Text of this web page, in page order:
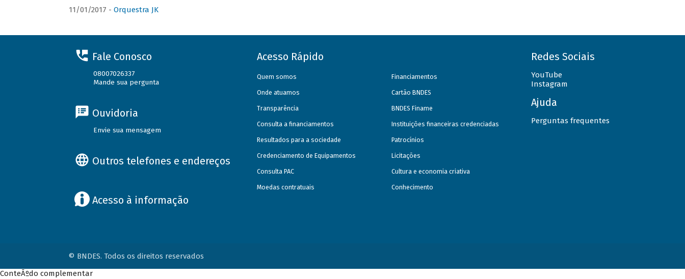
11/01/2017 - Orquestra JK
Fale Conosco
08007026337
Mande sua pergunta
Ouvidoria
Envie sua mensagem
Outros telefones e endereços
Acesso à informação
Acesso Rápido
Quem somos
Onde atuamos
Transparência
Consulta a financiamentos
Resultados para a sociedade
Credenciamento de Equipamentos
Consulta PAC
Moedas contratuais
Financiamentos
Cartão BNDES
BNDES Finame
Instituições financeiras credenciadas
Patrocínios
Licitações
Cultura e economia criativa
Conhecimento
Redes Sociais
YouTube
Instagram
Ajuda
Perguntas frequentes
© BNDES. Todos os direitos reservados
ConteÃºdo complementar